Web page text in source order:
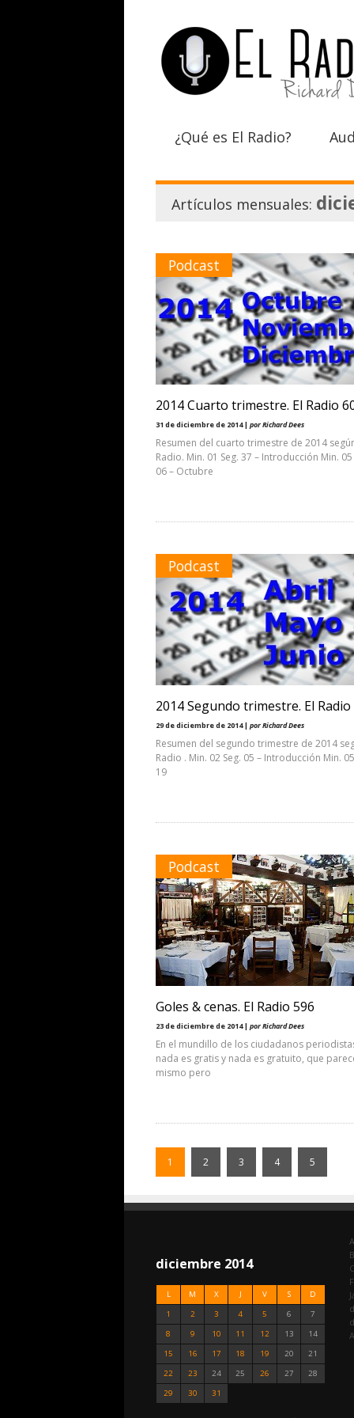
¿Qué es El Radio?
Artículos mensuales:
Podcast
2014 Cuarto trimestre. El Radio
31 de diciembre de 2014 | por Richard Dees
Resumen del cuarto trimestre de 2014
Radio. Min. 01 Seg. 37 – Introducción Min. 05
06 – Octubre
Podcast
2014 Segundo trimestre. El Radio
29 de diciembre de 2014 | por Richard Dees
Resumen del segundo trimestre de 2014
Radio . Min. 02 Seg. 05 – Introducción Min.
19
Podcast
Goles & cenas. El Radio 596
23 de diciembre de 2014 | por Richard Dees
En el mundillo de los ciudadanos
nada es gratis y nada es gratuito, que
mismo pero
1 2 3 4 5
diciembre 2014
L M X J V S D
1 2 3 4 5 6
7
8
9 10 11 12 13
14
15
16 17 18 19 20
21
22
23 24 25 26 27
28
29
30 31